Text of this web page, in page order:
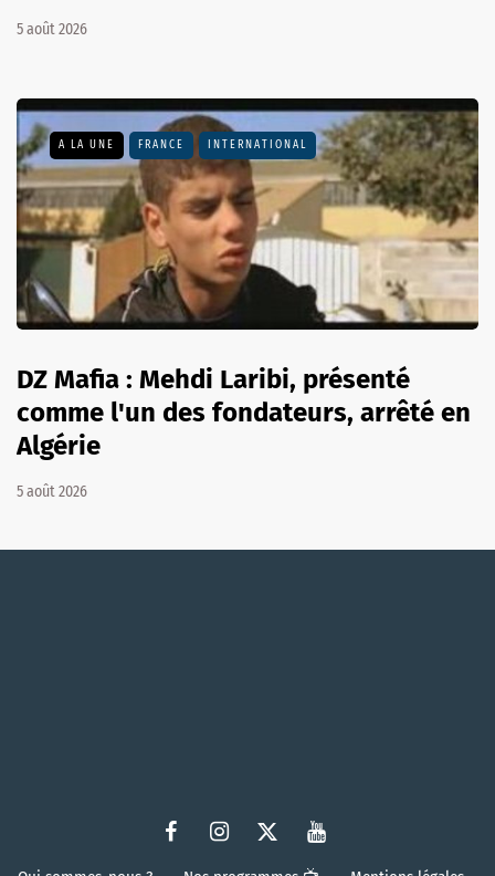
5 août 2026
A LA UNE FRANCE INTERNATIONAL
DZ Mafia : Mehdi Laribi, présenté
comme l'un des fondateurs, arrêté en
Algérie
5 août 2026